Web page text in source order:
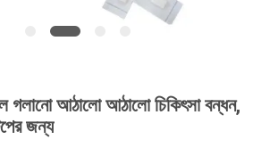
গলানো আঠালো আঠালো চিকিৎসা বন্ধন,
জন্য